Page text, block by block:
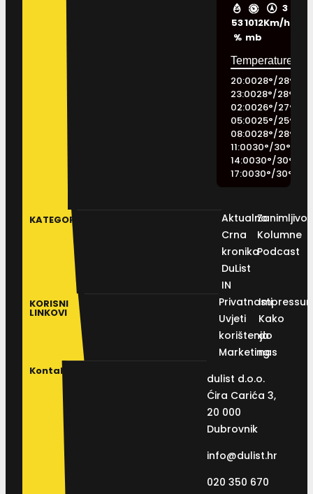
53
%
1012
mb
3
Km/h
20:0028°/28°
23:0028°/28°
02:0026°/27°
05:0025°/25°
08:0028°/28°
11:0030°/30°
14:0030°/30°
17:0030°/30°
KATEGORIJE
Aktualno
Crna
kronika
DuList
IN
Kolumne
Podcast
KORISNI
LINKOVI
Privatnosti
Uvjeti
korištenja
Marketing
Kako
do
nas
Kontakt
dulist d.o.o.
Ćira Carića 3,
20 000
Dubrovnik
info@dulist.hr
020 350 670